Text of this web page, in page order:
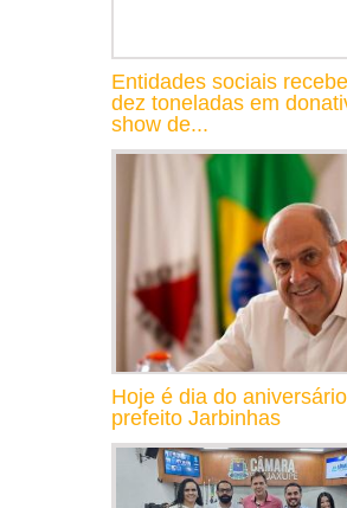
Entidades sociais
dez toneladas em
show de...
Hoje é dia do
prefeito Jarbinhas